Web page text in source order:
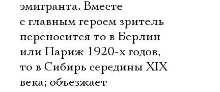
эмигранта. Вместе
с главным героем зритель
переносится то в Берлин
или Париж 1920-х годов,
то в Сибирь середины XIX
века; объезжает